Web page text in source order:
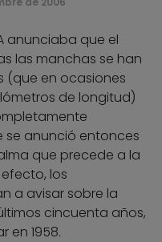
anunciaba que el
las manchas se han
(que en ocasiones
de longitud)
se anunció entonces
que precede a la
los
a avisar sobre la
cincuenta años,
en 1958.